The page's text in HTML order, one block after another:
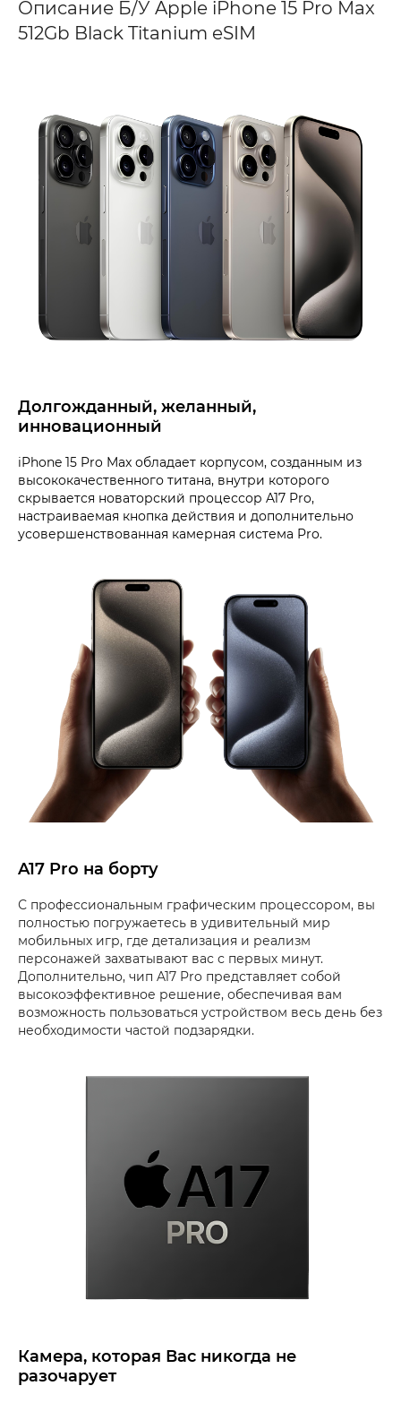
Описание Б/У Apple iPhone 15 Pro Max
512Gb Black Titanium eSIM
Долгожданный, желанный,
инновационный
iPhone 15 Pro Max обладает корпусом, созданным из
высококачественного титана, внутри которого
скрывается новаторский процессор A17 Pro,
настраиваемая кнопка действия и дополнительно
усовершенствованная камерная система Pro.
A17 Pro на борту
С профессиональным графическим процессором, вы
полностью погружаетесь в удивительный мир
мобильных игр, где детализация и реализм
персонажей захватывают вас с первых минут.
Дополнительно, чип A17 Pro представляет собой
высокоэффективное решение, обеспечивая вам
возможность пользоваться устройством весь день без
необходимости частой подзарядки.
Камера, которая Вас никогда не
разочарует